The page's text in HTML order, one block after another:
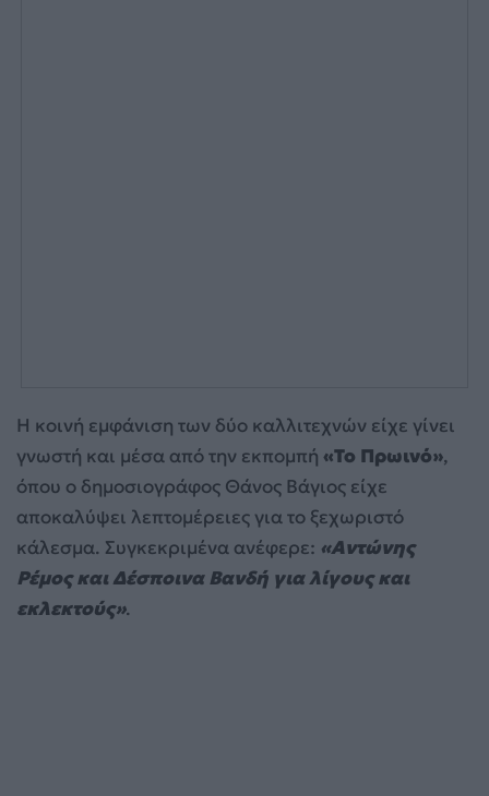
Η κοινή εμφάνιση των δύο καλλιτεχνών είχε γίνει
γνωστή και μέσα από την εκπομπή «Το Πρωινό»,
όπου ο δημοσιογράφος Θάνος Βάγιος είχε
αποκαλύψει λεπτομέρειες για το ξεχωριστό
κάλεσμα. Συγκεκριμένα ανέφερε: «Αντώνης
Ρέμος και Δέσποινα Βανδή για λίγους και
εκλεκτούς».